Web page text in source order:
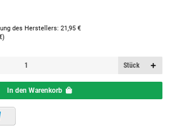
des Herstellers: 21,95 €
)
Stück
In den Warenkorb